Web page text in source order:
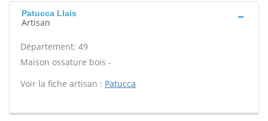
Patucca Llais
Artisan
Département: 49
Maison ossature bois -
Voir la fiche artisan : Patucca